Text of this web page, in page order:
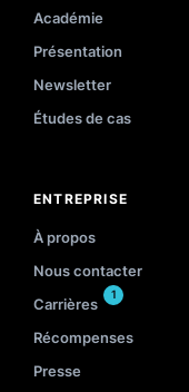
Académie
Présentation
Newsletter
Études de cas
ENTREPRISE
À propos
Nous contacter
Carrières
1
Récompenses
Presse